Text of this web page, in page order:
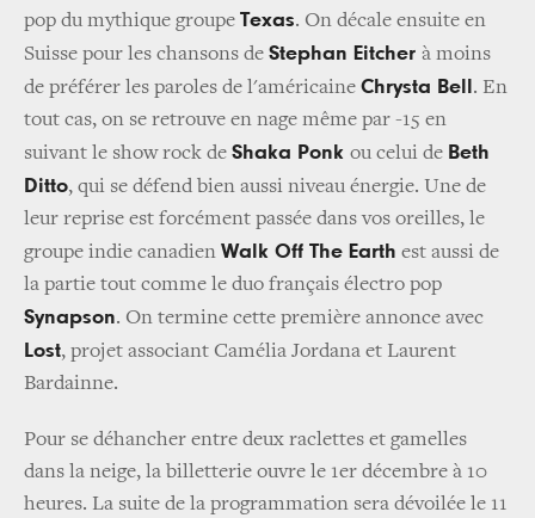
pop du mythique groupe Texas. On décale ensuite en
Suisse pour les chansons de Stephan Eitcher à moins
de préférer les paroles de l'américaine Chrysta Bell . En
tout cas, on se retrouve en nage même par -15 en
suivant le show rock de Shaka Ponk ou celui de Beth
Ditto, qui se défend bien aussi niveau énergie. Une de
leur reprise est forcément passée dans vos oreilles, le
groupe indie canadien Walk Off The Earth est aussi de
la partie tout comme le duo français électro pop
Synapson. On termine cette première annonce avec
Lost, projet associant Camélia Jordana et Laurent
Bardainne.
Pour se déhancher entre deux raclettes et gamelles
dans la neige, la billetterie ouvre le 1er décembre à 10
heures. La suite de la programmation sera dévoilée le 11